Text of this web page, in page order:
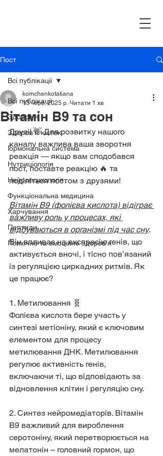
Пост
Всі публікації
Здоров’я
Здоров’я кісток
Гормональна система
Нутриціологія
Нейропсихологія
Функціональна медицина
Харчування
Пептиди
Психічне та емоційне здоров’я
Всі публікації
Вітамін В9 та сон
komchenkotatiana
13 черв. 2025 р. Читати 1 хв
Друзі! 👋 Для розвитку нашого
каналу важлива ваша зворотня
реакція — якщо вам сподобався
пост, поставте реакцію 🔥 та
поділіться постом з друзями!
Вітамін B9 (фолієва кислота) відіграє
важливу роль у процесах, які
відбуваються в організмі під час сну.
Він впливає на експресію генів, що
активується вночі, і тісно пов’язаний
із регуляцією циркадних ритмів. Як
це працює?
1. Метилювання 🧬
Фолієва кислота бере участь у
синтезі метіоніну, який є ключовим
елементом для процесу
метилювання ДНК. Метилювання
регулює активність генів,
включаючи ті, що відповідають за
відновлення клітин і регуляцію сну.
2. Синтез нейромедіаторів. Вітамін
B9 важливий для вироблення
серотоніну, який перетворюється на
мелатонін – головний гормон, що